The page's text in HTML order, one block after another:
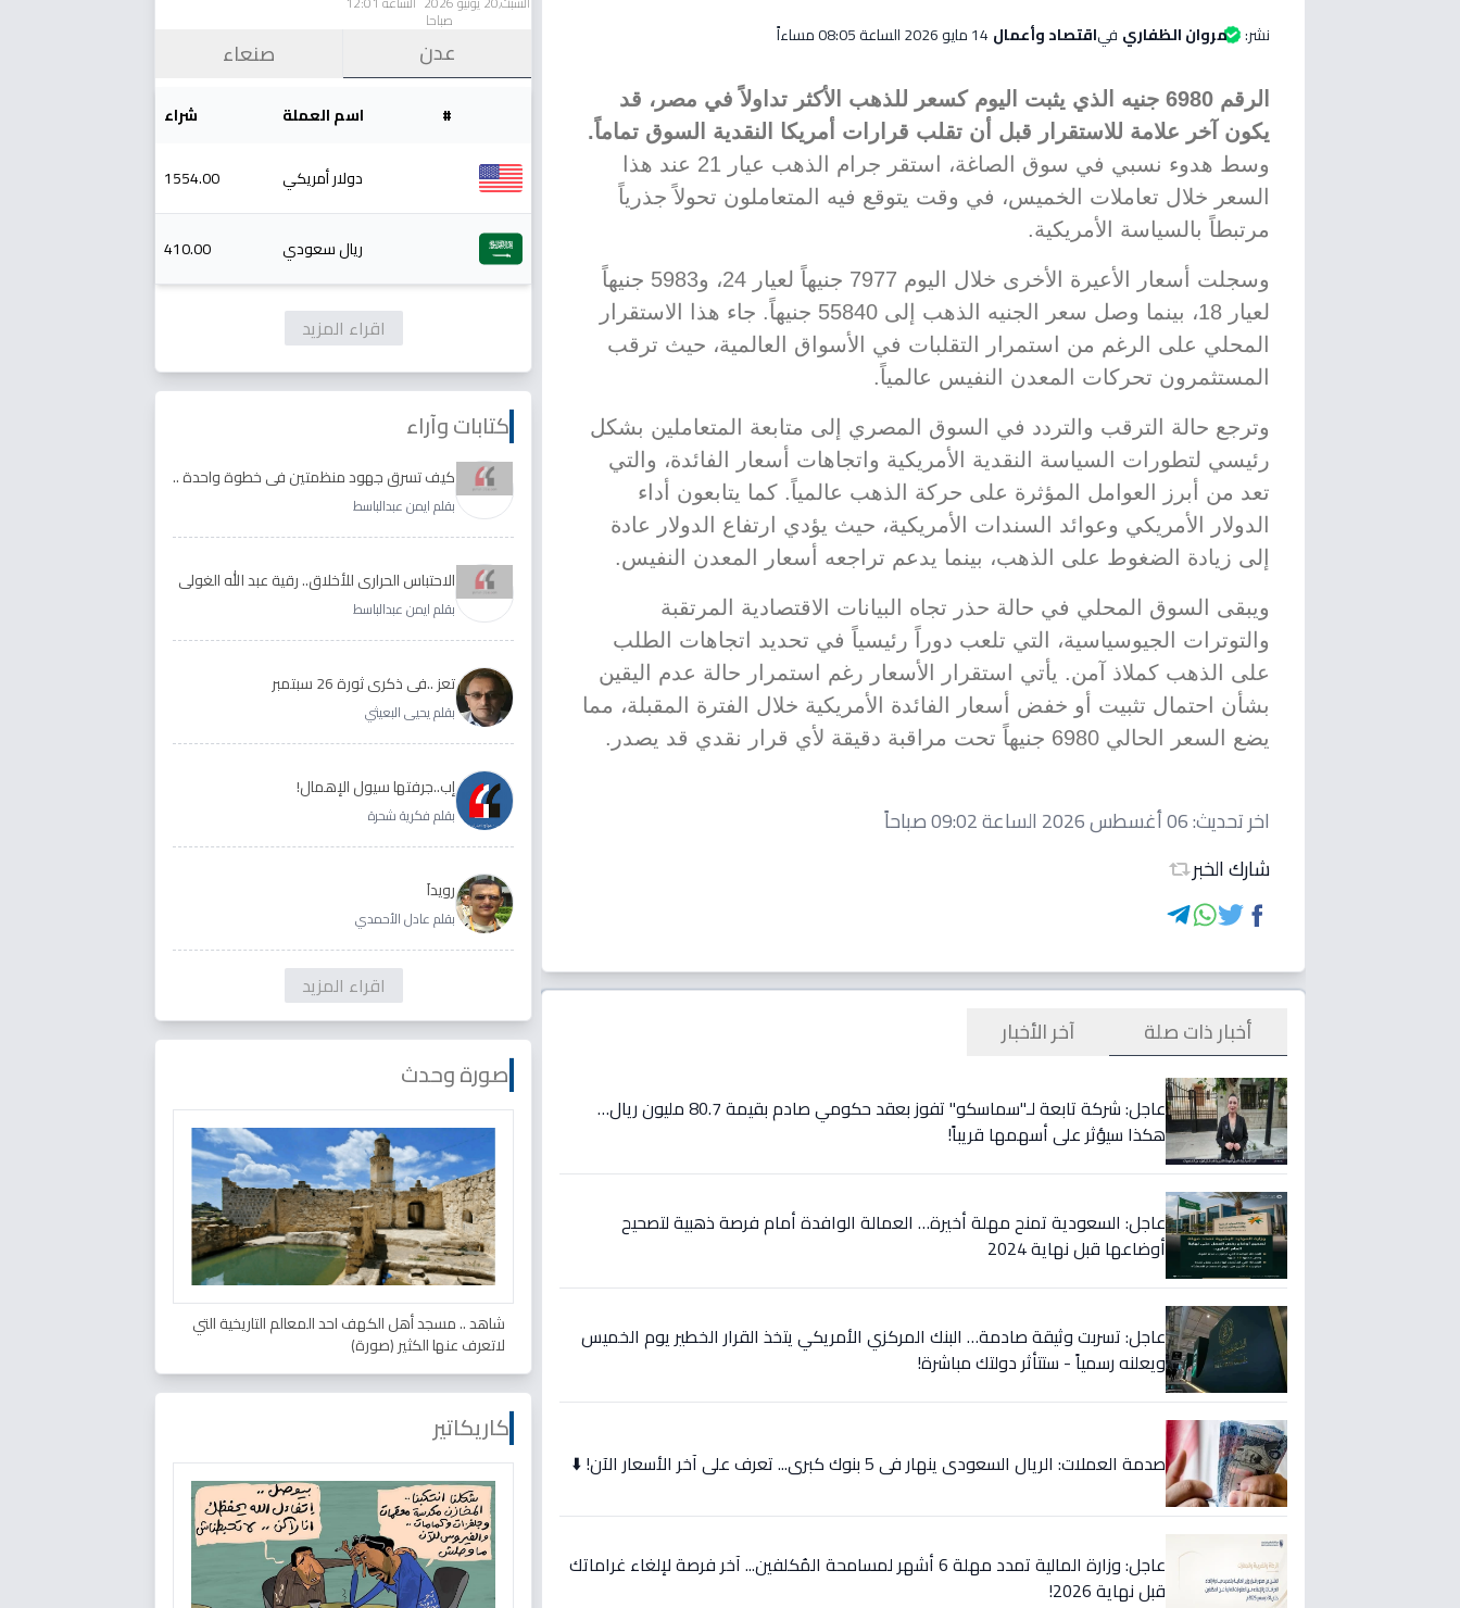
نشر: مروان الظفاري فياقتصاد وأعمال14 مايو 2026 الساعة 08:05 مساءاً
الرقم 6980 جنيه الذي يثبت اليوم كسعر للذهب الأكثر تداولاً في مصر، قد
يكون آخر علامة للاستقرار قبل أن تقلب قرارات أمريكا النقدية السوق تماماً.
وسط هدوء نسبي في سوق الصاغة، استقر جرام الذهب عيار 21 عند هذا
السعر خلال تعاملات الخميس، في وقت يتوقع فيه المتعاملون تحولاً جذرياً
مرتبطاً بالسياسة الأمريكية.
وسجلت أسعار الأعيرة الأخرى خلال اليوم 7977 جنيهاً لعيار 24، و5983 جنيهاً
لعيار 18، بينما وصل سعر الجنيه الذهب إلى 55840 جنيهاً. جاء هذا الاستقرار
المحلي على الرغم من استمرار التقلبات في الأسواق العالمية، حيث ترقب
المستثمرون تحركات المعدن النفيس عالمياً.
وترجع حالة الترقب والتردد في السوق المصري إلى متابعة المتعاملين بشكل
رئيسي لتطورات السياسة النقدية الأمريكية واتجاهات أسعار الفائدة، والتي
تعد من أبرز العوامل المؤثرة على حركة الذهب عالمياً. كما يتابعون أداء
الدولار الأمريكي وعوائد السندات الأمريكية، حيث يؤدي ارتفاع الدولار عادة
إلى زيادة الضغوط على الذهب، بينما يدعم تراجعه أسعار المعدن النفيس.
ويبقى السوق المحلي في حالة حذر تجاه البيانات الاقتصادية المرتقبة
والتوترات الجيوسياسية، التي تلعب دوراً رئيسياً في تحديد اتجاهات الطلب
على الذهب كملاذ آمن. يأتي استقرار الأسعار رغم استمرار حالة عدم اليقين
بشأن احتمال تثبيت أو خفض أسعار الفائدة الأمريكية خلال الفترة المقبلة، مما
يضع السعر الحالي 6980 جنيهاً تحت مراقبة دقيقة لأي قرار نقدي قد يصدر.
اخر تحديث:06 أغسطس 2026 الساعة 09:02 صباحاً
شارك الخبر
أخبار ذات صلة آخر الأخبار
عاجل: شركة تابعة لـ"سماسكو" تفوز بعقد حكومي صادم بقيمة 80.7 مليون ريال…
هكذا سيؤثر على أسهمها قريباً!
عاجل: السعودية تمنح مهلة أخيرة… العمالة الوافدة أمام فرصة ذهبية لتصحيح
أوضاعها قبل نهاية 2024
عاجل: تسربت وثيقة صادمة… البنك المركزي الأمريكي يتخذ القرار الخطير يوم الخميس
ويعلنه رسمياً - ستتأثر دولتك مباشرة!
صدمة العملات: الريال السعودي ينهار في 5 بنوك كبرى... تعرف على آخر الأسعار الآن! ⬇️
عاجل: وزارة المالية تمدد مهلة 6 أشهر لمسامحة المُكلفين... آخر فرصة لإلغاء غراماتك
قبل نهاية 2026!
صباحا
عدن صنعاء
# اسم العملة شراء
دولار أمريكي 1554.00
ريال سعودي 410.00
اقراء المزيد
كتابات وآراء
كيف تسرق جهود منظمتين في خطوة واحدة ..
الأجابة لدى رقية عبد الله الغولي وغدير طيره
بقلم ايمن عبدالباسط
الاحتباس الحراري للأخلاق.. رقية عبد الله الغولي
وغدير طيره نموذجا
بقلم ايمن عبدالباسط
تعز ..في ذكرى ثورة 26 سبتمبر
بقلم يحيى البعيثي
إب..جرفتها سيول الإهمال!
بقلم فكرية شحرة
رويداَ
بقلم عادل الأحمدي
اقراء المزيد
صورة وحدث
شاهد .. مسجد أهل الكهف احد المعالم التاريخية التي
لاتعرف عنها الكثير (صورة)
كاريكاتير